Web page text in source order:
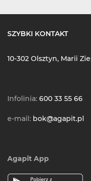
SZYBKI KONTAKT
10-302 Olsztyn, Marii
Infolinia: 600 33 55 66
e-mail: bok@agapit.pl
Agapit App